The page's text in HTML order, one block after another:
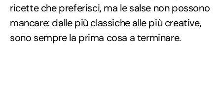
ricette che preferisci, ma le salse non possono
mancare: dalle più classiche alle più creative,
sono sempre la prima cosa a terminare.